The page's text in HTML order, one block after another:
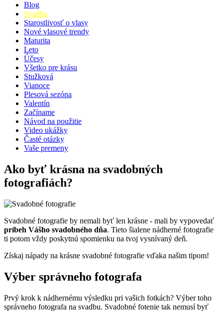
Blog
Svadba
Starostlivosť o vlasy
Nové vlasové trendy
Maturita
Leto
Účesy
Všetko pre krásu
Stužková
Vianoce
Plesová sezóna
Valentín
Začíname
Návod na použitie
Video ukážky
Časté otázky
Vaše premeny
Ako byť krásna na svadobných
fotografiách?
Svadobné fotografie by nemali byť len krásne - mali by vypovedať
príbeh Vášho svadobného dňa. Tieto šialene nádherné fotografie
ti potom vždy poskytnú spomienku na tvoj vysnívaný deň.
Získaj nápady na krásne svadobné fotografie vďaka našim tipom!
Výber správneho fotografa
Prvý krok k nádhernému výsledku pri vašich fotkách? Výber toho
správneho fotografa na svadbu. Svadobné fotenie tak nemusí byť